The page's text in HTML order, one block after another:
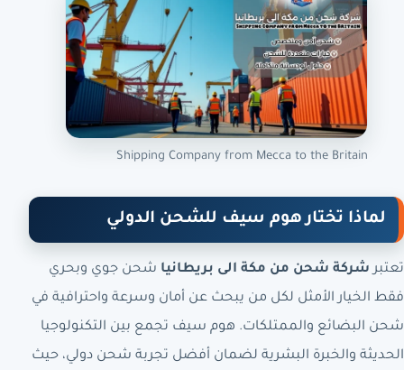
Shipping Company from Mecca to the Britain
لماذا تختار هوم سيف للشحن الدولي
تعتبر شركة شحن من مكة الى بريطانيا شحن جوي وبحري
فقط الخيار الأمثل لكل من يبحث عن أمان وسرعة واحترافية في
شحن البضائع والممتلكات. هوم سيف تجمع بين التكنولوجيا
الحديثة والخبرة البشرية لضمان أفضل تجربة شحن دولي، حيث